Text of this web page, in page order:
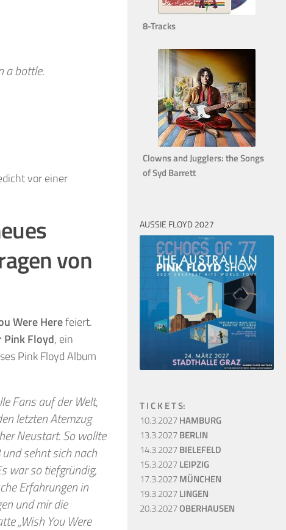
a bottle.
vor einer
von
Were Herefeiert.
Pink Floyd, ein
Pink Floyd Album
Fans auf der Welt,
letzten Atemzug
Neustart. So wollte
sehnt sich nach
war so tiefgründig,
Erfahrungen in
und mir die
„Wish You Were
8-Tracks
Clowns and Jugglers: the Songs
of Syd Barrett
AUSSIE FLOYD 2027
T I C K E T S:
10.3.2027HAMBURG
13.3.2027BERLIN
14.3.2027BIELEFELD
15.3.2027LEIPZIG
17.3.2027MÜNCHEN
19.3.2027LINGEN
20.3.2027OBERHAUSEN